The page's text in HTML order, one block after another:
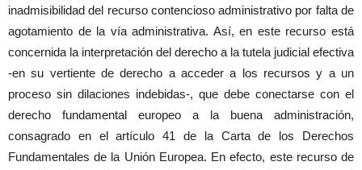
inadmisibilidad del recurso contencioso administrativo por falta de
agotamiento de la vía administrativa. Así, en este recurso está
concernida la interpretación del derecho a la tutela judicial efectiva
-en su vertiente de derecho a acceder a los recursos y a un
proceso sin dilaciones indebidas-, que debe conectarse con el
derecho fundamental europeo a la buena administración,
consagrado en el artículo 41 de la Carta de los Derechos
Fundamentales de la Unión Europea. En efecto, este recurso de